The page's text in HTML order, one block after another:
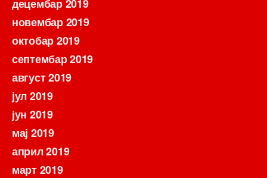
децембар 2019
новембар 2019
октобар 2019
септембар 2019
август 2019
јул 2019
јун 2019
мај 2019
април 2019
март 2019